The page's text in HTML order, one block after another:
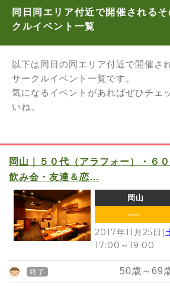
同日同エリア付近で開催される
クルイベント一覧
以下は同日の同エリア付近で開催さ
サークルイベント一覧です。
気になるイベントがあればぜひチェ
いね。
岡山｜５０代（アラフォー）・６
飲み会・友達＆恋…
岡山
----
2017年11月25日(
17:00 ～ 19:00
終了 50歳～69